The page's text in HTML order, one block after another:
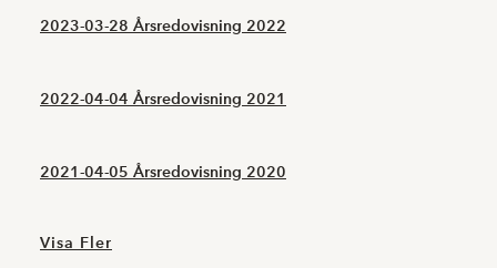
2023-03-28 Årsredovisning 2022
2022-04-04 Årsredovisning 2021
2021-04-05 Årsredovisning 2020
Visa Fler